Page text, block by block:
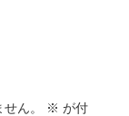
ん。 ※ が付